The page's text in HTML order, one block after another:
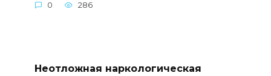
0 286
Неотложная наркологическая